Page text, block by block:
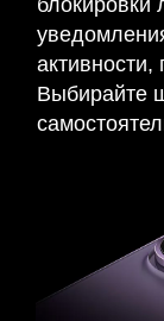
блокировки
активности,
Выбирайте